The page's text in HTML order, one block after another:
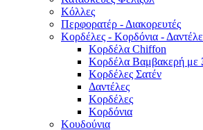
Κόλλες
Περφορατέρ - Διακορευτές
Κορδέλες - Κορδόνια -
Κορδέλα Chiffon
Κορδέλα Βαμβακερή με
Κορδέλες Σατέν
Δαντέλες
Κορδέλες
Κορδόνια
Κουδούνια